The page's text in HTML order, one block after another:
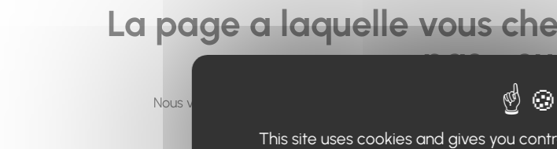
La page a laquelle vous
pas...
Nous vous invitons à utiliser le moteur de recherche en haut de
Retour à
This site uses cookies and gives you